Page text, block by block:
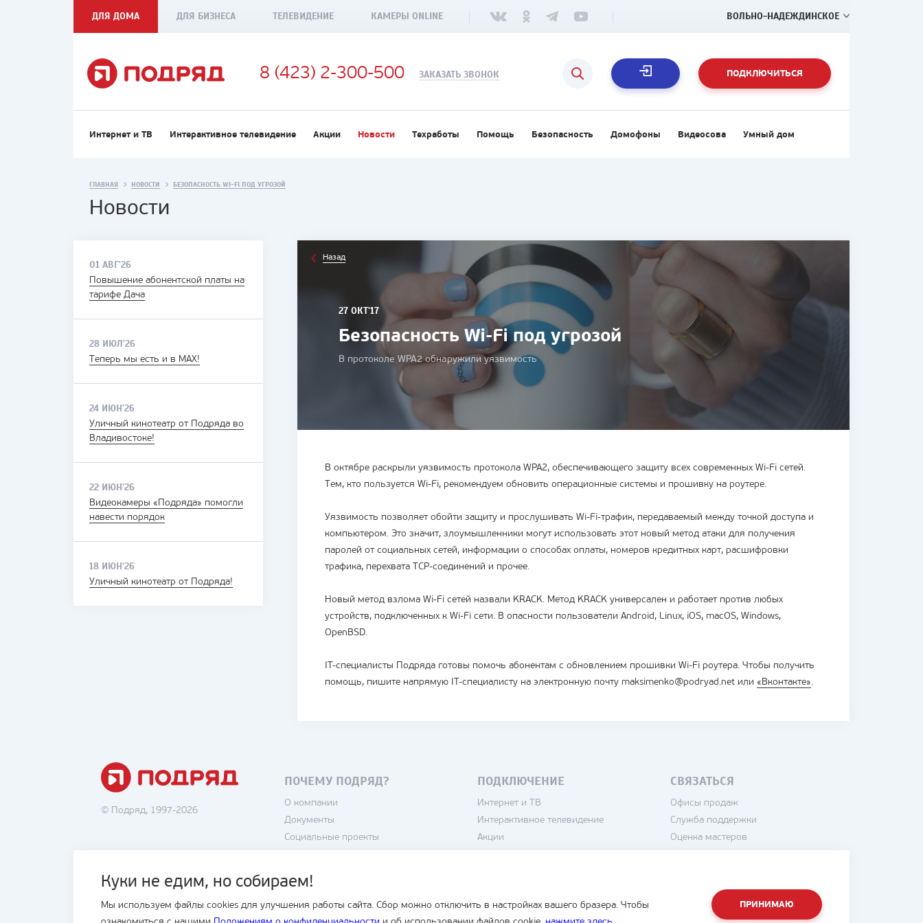
ДЛЯ ДОМА ДЛЯ БИЗНЕСА ТЕЛЕВИДЕНИЕ КАМЕРЫ ONLINE ВОЛЬНО-НАДЕЖДИНСКОЕ
8 (423) 2-300-500 ЗАКАЗАТЬ ЗВОНОК ПОДКЛЮЧИТЬСЯ
Интернет и ТВ Интерактивное телевидение Акции Новости Техработы Помощь Безопасность Домофоны Видеосова Умный дом
Куки не едим, но собираем!
Мы используем файлы cookies для улучшения работы сайта. Сбор можно отключить в настройках вашего бразера. Чтобы
ПРИНИМАЮ
ГЛАВНАЯ НОВОСТИ БЕЗОПАСНОСТЬ WI-FI ПОД УГРОЗОЙ
Новости
01 АВГ'26
Повышение абонентской платы на
тарифе Дача
28 ИЮЛ'26
Теперь мы есть и в MAX!
24 ИЮН'26
Уличный кинотеатр от Подряда во
Владивостоке!
22 ИЮН'26
Видеокамеры «Подряда» помогли
навести порядок
18 ИЮН'26
Уличный кинотеатр от Подряда!
Назад
27 ОКТ'17
Безопасность Wi-Fi под угрозой
В протоколе WPA2 обнаружили уязвимость
В октябре раскрыли уязвимость протокола WPA2, обеспечивающего защиту всех современных Wi-Fi сетей.
Тем, кто пользуется Wi-Fi, рекомендуем обновить операционные системы и прошивку на роутере.
Уязвимость позволяет обойти защиту и прослушивать Wi-Fi-трафик, передаваемый между точкой доступа и
компьютером. Это значит, злоумышленники могут использовать этот новый метод атаки для получения
паролей от социальных сетей, информации о способах оплаты, номеров кредитных карт, расшифровки
трафика, перехвата TCP-соединений и прочее.
Новый метод взлома Wi-Fi сетей назвали KRACK. Метод KRACK универсален и работает против любых
устройств, подключенных к Wi-Fi сети. В опасности пользователи Android, Linux, iOS, macOS, Windows,
OpenBSD.
IT-специалисты Подряда готовы помочь абонентам с обновлением прошивки Wi-Fi роутера. Чтобы получить
помощь, пишите напрямую IT-специалисту на электронную почту maksimenko@podryad.net или «Вконтакте».
© Подряд, 1997-2026
ПОЧЕМУ ПОДРЯД?
О компании
Документы
Социальные проекты
Пользовательское соглашение
Блог
ПОДКЛЮЧЕНИЕ
Интернет и ТВ
Интерактивное телевидение
Акции
Умный дом
СВЯЗАТЬСЯ
Офисы продаж
Служба поддержки
Оценка мастеров